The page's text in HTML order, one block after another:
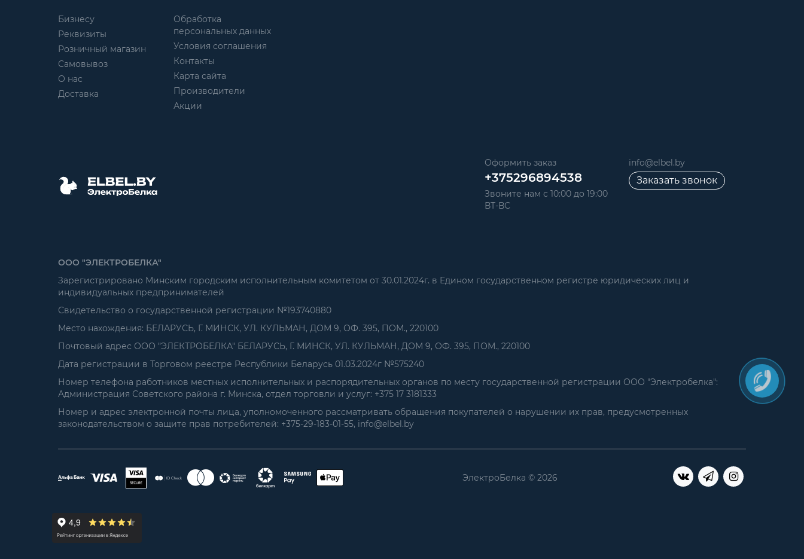
Бизнесу
Реквизиты
Розничный магазин
Самовывоз
О нас
Доставка
Обработка
персональных данных
Условия соглашения
Контакты
Карта сайта
Производители
Акции
Оформить заказ
+375296894538
Звоните нам с 10:00 до 19:00
ВТ-ВС
info@elbel.by
Заказать звонок
ООО "ЭЛЕКТРОБЕЛКА"
Зарегистрировано Минским городским исполнительным комитетом от 30.01.2024г. в Едином государственном регистре юридических лиц и
индивидуальных предпринимателей
Свидетельство о государственной регистрации №193740880
Место нахождения: БЕЛАРУСЬ, Г. МИНСК, УЛ. КУЛЬМАН, ДОМ 9, ОФ. 395, ПОМ., 220100
Почтовый адрес ООО "ЭЛЕКТРОБЕЛКА" БЕЛАРУСЬ, Г. МИНСК, УЛ. КУЛЬМАН, ДОМ 9, ОФ. 395, ПОМ., 220100
Дата регистрации в Торговом реестре Республики Беларусь 01.03.2024г №575240
Номер телефона работников местных исполнительных и распорядительных органов по месту государственной регистрации ООО "Электробелка":
Администрация Советского района г. Минска, отдел торговли и услуг: +375 17 3181333
Номер и адрес электронной почты лица, уполномоченного рассматривать обращения покупателей о нарушении их прав, предусмотренных
законодательством о защите прав потребителей: +375-29-183-01-55, info@elbel.by
ЭлектроБелка © 2026